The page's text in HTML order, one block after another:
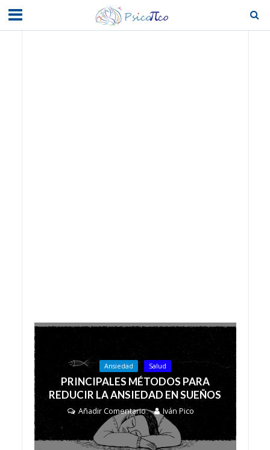
Ansiedad Salud
PRINCIPALES MÉTODOS PARA
REDUCIR LA ANSIEDAD EN SUEÑOS
Añadir Comentario Iván Pico